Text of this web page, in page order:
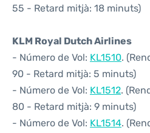
55 - Retard mitjà: 18 minuts)
KLM Royal Dutch Airlines
- Número de Vol: KL1510.
90 - Retard mitjà: 5 minuts)
- Número de Vol: KL1512.
80 - Retard mitjà: 9 minuts)
- Número de Vol: KL1514.